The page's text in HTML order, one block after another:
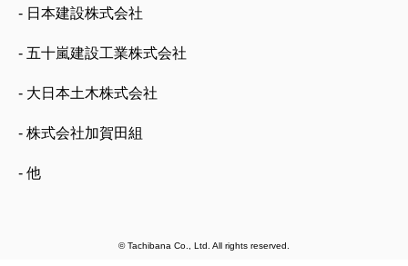
- 日本建設株式会社
- 五十嵐建設工業株式会社
- 大日本土木株式会社
- 株式会社加賀田組
- 他
© Tachibana Co., Ltd. All rights reserved.